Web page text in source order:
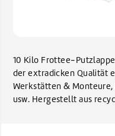
10 Kilo Frottee-
der extradicken Qualität
Werkstätten &
usw. Hergestellt aus